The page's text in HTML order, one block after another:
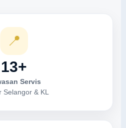
📍
13+
Servis
Selangor & KL